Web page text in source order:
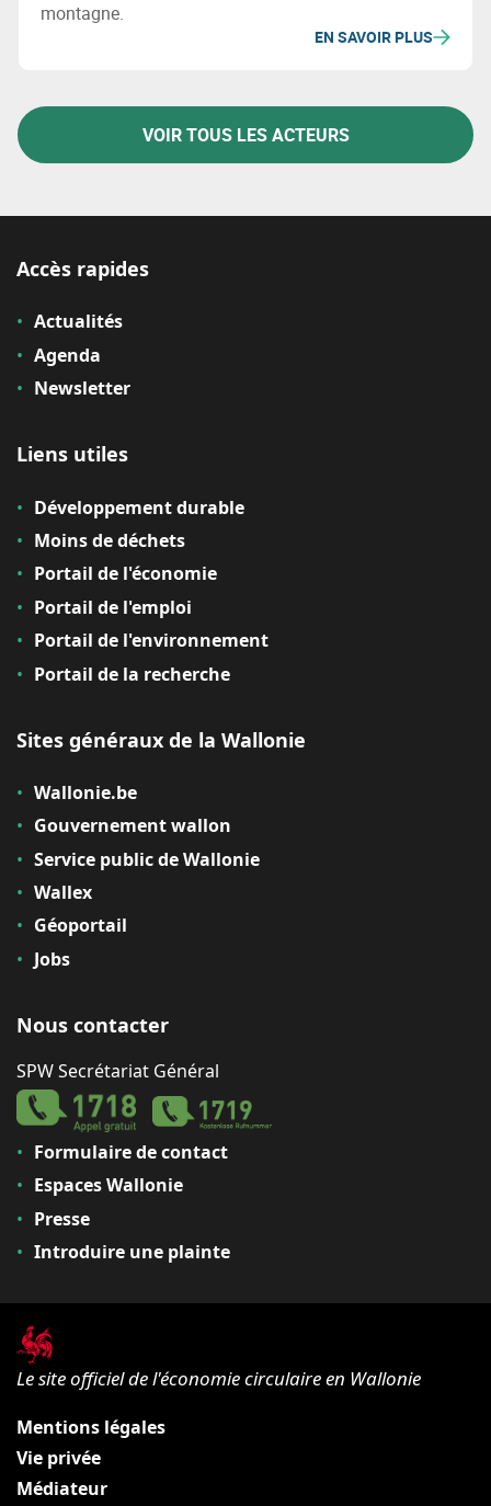
montagne.
EN SAVOIR PLUS
VOIR TOUS LES ACTEURS
Accès rapides
Actualités
Agenda
Newsletter
Liens utiles
Développement durable
Moins de déchets
Portail de l'économie
Portail de l'emploi
Portail de l'environnement
Portail de la recherche
Sites généraux de la Wallonie
Wallonie.be
Gouvernement wallon
Service public de Wallonie
Wallex
Géoportail
Jobs
Nous contacter
SPW Secrétariat Général
Formulaire de contact
Espaces Wallonie
Presse
Introduire une plainte
Le site officiel de l'économie circulaire en Wallonie
Mentions légales
Vie privée
Médiateur